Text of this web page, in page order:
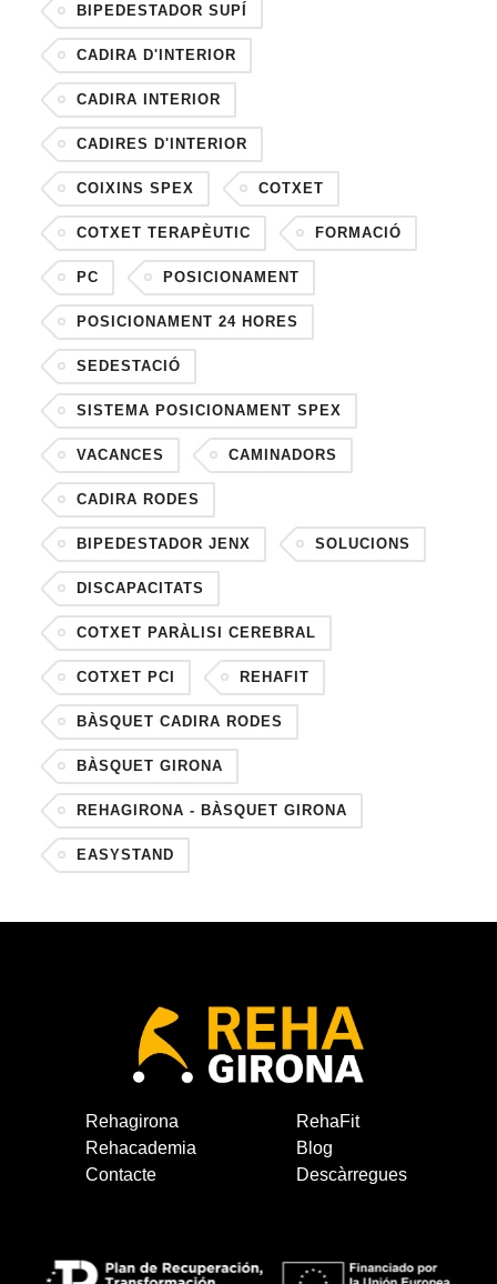
BIPEDESTADOR SUPÍ
CADIRA D'INTERIOR
CADIRA INTERIOR
CADIRES D'INTERIOR
COIXINS SPEX COTXET
COTXET TERAPÈUTIC FORMACIÓ
PC POSICIONAMENT
POSICIONAMENT 24 HORES
SEDESTACIÓ
SISTEMA POSICIONAMENT SPEX
VACANCES CAMINADORS
CADIRA RODES
BIPEDESTADOR JENX SOLUCIONS
DISCAPACITATS
COTXET PARÀLISI CEREBRAL
COTXET PCI REHAFIT
BÀSQUET CADIRA RODES
BÀSQUET GIRONA
REHAGIRONA - BÀSQUET GIRONA
EASYSTAND
Rehagirona
RehaFit
Rehacademia
Blog
Contacte
Descàrregues